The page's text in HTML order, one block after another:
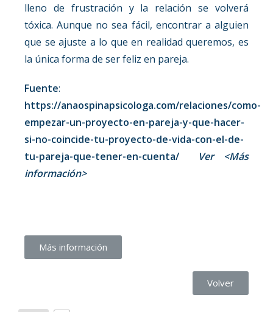
lleno de frustración y la relación se volverá
tóxica. Aunque no sea fácil, encontrar a alguien
que se ajuste a lo que en realidad queremos, es
la única forma de ser feliz en pareja.
Fuente:
https://anaospinapsicologa.com/relaciones/como-
empezar-un-proyecto-en-pareja-y-que-hacer-
si-no-coincide-tu-proyecto-de-vida-con-el-de-
tu-pareja-que-tener-en-cuenta/
Ver <Más
información>
Más información
Volver